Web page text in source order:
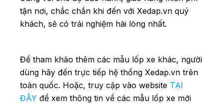
tận nơi, chắc chắn khi đến với Xedap.vn quý
khách, sẽ có trải nghiệm hài lòng nhất.
Để tham khảo thêm các mẫu lốp xe khác, người
dùng hãy đến trực tiếp hệ thống Xedap.vn trên
toàn quốc. Hoặc, truy cập vào website TẠI
ĐÂY để xem thông tin về các mẫu lốp xe mới